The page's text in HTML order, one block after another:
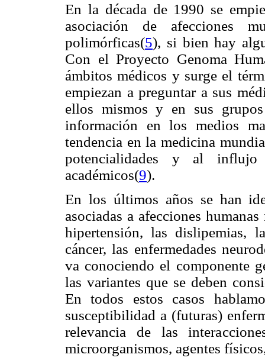
En la década de 1990 se
asociación de afecciones
polimórficas(5), si bien hay
Con el Proyecto Genoma
ámbitos médicos y surge el
empiezan a preguntar a sus
ellos mismos y en sus
información en los medios
tendencia en la medicina
potencialidades y al influjo
académicos(9).
En los últimos años se han
asociadas a afecciones
hipertensión, las dislipemias,
cáncer, las enfermedades
va conociendo el componente
las variantes que se deben
En todos estos casos
susceptibilidad a (futuras)
relevancia de las
microorganismos, agentes